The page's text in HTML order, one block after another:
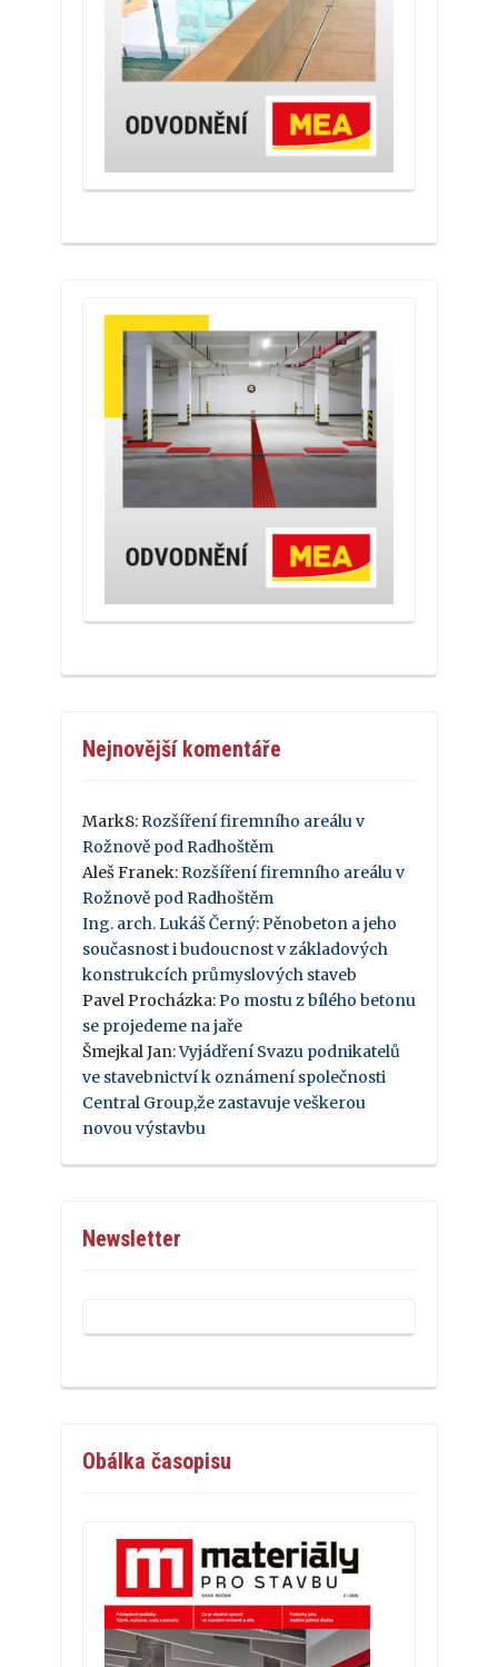
Nejnovější komentáře
Mark8: Rozšíření firemního areálu v
Rožnově pod Radhoštěm
Aleš Franek: Rozšíření firemního areálu v
Rožnově pod Radhoštěm
Ing. arch. Lukáš Černý: Pěnobeton a jeho
současnost i budoucnost v základových
konstrukcích průmyslových staveb
Pavel Procházka: Po mostu z bílého betonu
se projedeme na jaře
Šmejkal Jan:Vyjádření Svazu podnikatelů
ve stavebnictví k oznámení společnosti
Central Group,že zastavuje veškerou
novou výstavbu
Newsletter
Obálka časopisu